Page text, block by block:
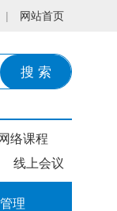
| 网站首页
搜 索
网络课程
线上会议
理